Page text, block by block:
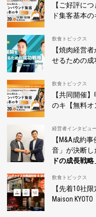
【ご好評に
ド集客基本
飲食トピックス
【焼肉経営
せるための成
飲食トピックス
【共同開催
のキ【無料オ
経営者インタビュー
【M&A成約
音」が決断
ドの成長戦
飲食トピックス
【先着10社
Maison